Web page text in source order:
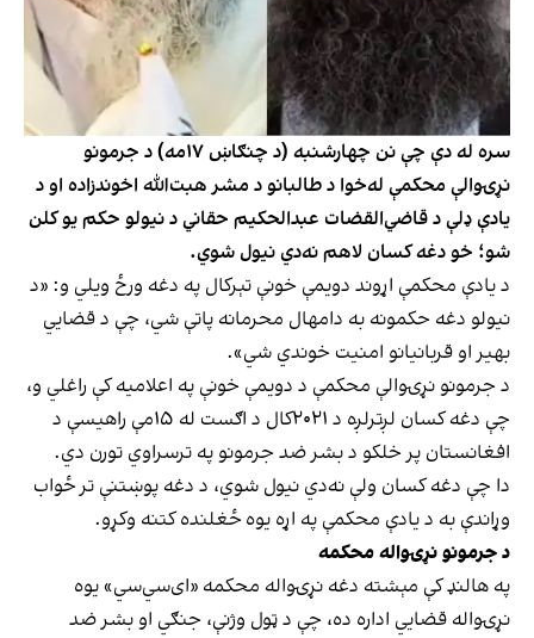
سره له دې چې نن چهارشنبه (د چنګاښ ۱۷مه) د جرمونو
نړۍوالې محکمې له‌خوا د طالبانو د مشر هبت‌الله اخوندزاده او د
یادې ډلې د قاضي‌القضات عبدالحکیم حقاني د نیولو حکم یو کلن
شو؛ خو دغه کسان لاهم نه‌دي نیول شوي.
د یادې محکمې اړوند دویمې خونې تېرکال په دغه ورځ ویلي و: «د
نیولو دغه حکمونه به دامهال محرمانه پاتې شي، چې د قضایي
بهیر او قربانیانو امنیت خوندي شي».
د جرمونو نړۍوالې محکمې د دویمې خونې په اعلامیه کې راغلي و،
چې دغه کسان لږترلږه د ۲۰۲۱کال د اګست له ۱۵مې راهیسې د
افغانستان پر خلکو د بشر ضد جرمونو په ترسراوي تورن دي.
دا چې دغه کسان ولې نه‌دي نیول شوي، د دغه پوښتنې تر ځواب
وړاندې به د یادې محکمې په اړه یوه ځغلنده کتنه وکړو.
د جرمونو نړۍواله محکمه
په هالنډ کې مېشته دغه نړۍواله محکمه «ای‌سي‌سي» یوه
نړۍواله قضایي اداره ده، چې د ټول وژنې، جنګي او بشر ضد